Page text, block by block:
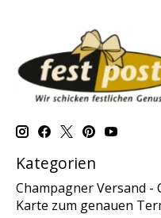
Kategorien
Champagner Versand -
Karte zum genauen